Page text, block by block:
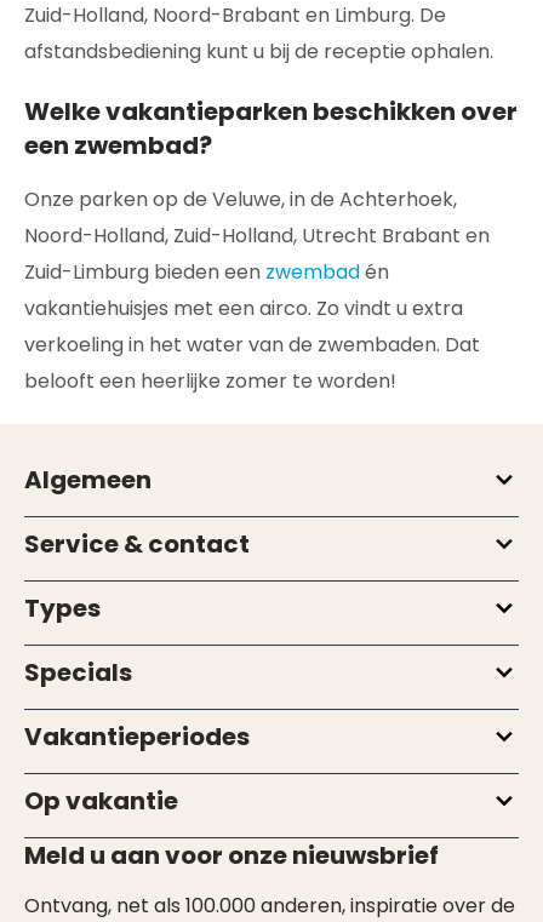
Zuid-Holland, Noord-Brabant en Limburg. De
afstandsbediening kunt u bij de receptie ophalen.
Welke vakantieparken beschikken over
een zwembad?
Onze parken op de Veluwe, in de Achterhoek,
Noord-Holland, Zuid-Holland, Utrecht Brabant en
Zuid-Limburg bieden een zwembadén
vakantiehuisjes met een airco. Zo vindt u extra
verkoeling in het water van de zwembaden. Dat
belooft een heerlijke zomer te worden!
Algemeen
Service & contact
Types
Specials
Vakantieperiodes
Op vakantie
Meld u aan voor onze nieuwsbrief
Ontvang, net als 100.000 anderen, inspiratie over de